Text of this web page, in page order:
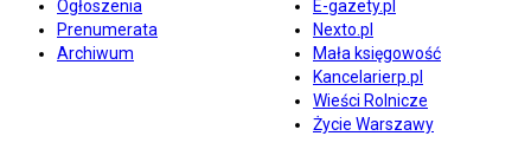
Ogłoszenia
Prenumerata
Archiwum
E-gazety.pl
Nexto.pl
Mała księgowość
Kancelarierp.pl
Wieści Rolnicze
Życie Warszawy